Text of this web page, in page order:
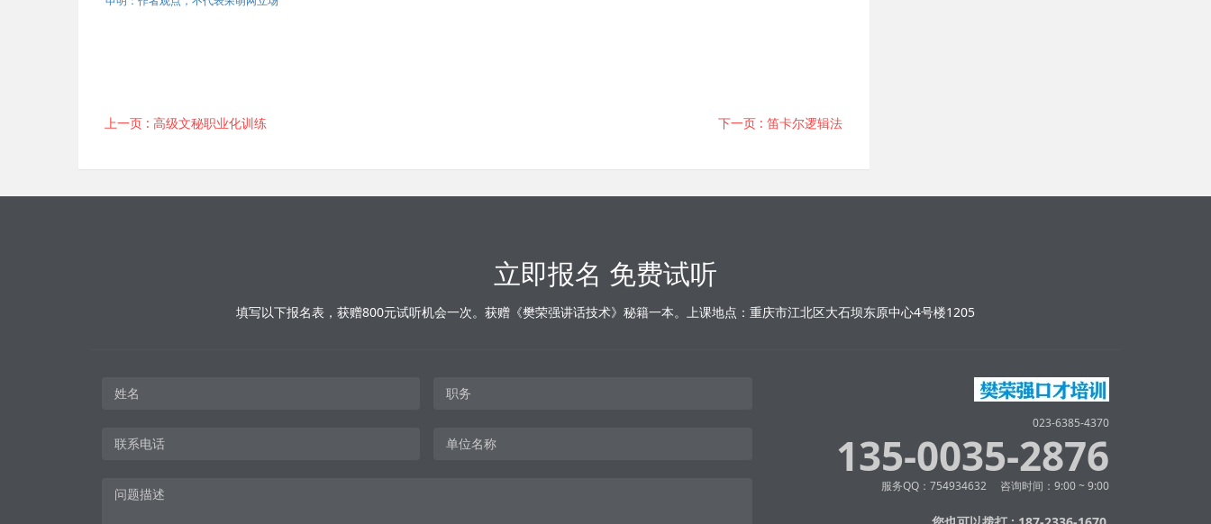
上一页 : 高级文秘职业化训练 下一页 : 笛卡尔逻辑法
立即报名 免费试听
填写以下报名表，获赠800元试听机会一次。获赠《樊荣强讲话技术》秘籍一本。上课地点：重庆市江北区大石坝东原中心4号楼1205
023-6385-4370
135-0035-2876
服务QQ：754934632 咨询时间：9:00 ~ 9:00